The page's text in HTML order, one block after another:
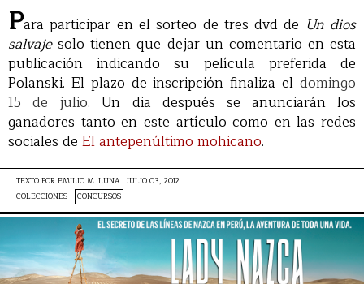
Para participar en el sorteo de tres dvd de Un dios
salvajesolo tienen que dejar un comentario en esta
publicación indicando su película preferida de
Polanski. El plazo de inscripción finaliza el domingo
15 de julio. Un dia después se anunciarán los
ganadores tanto en este artículo como en las redes
sociales de El antepenúltimo mohicano.
TEXTO POR EMILIO M. LUNA | JULIO 03, 2012
COLECCIONES | CONCURSOS